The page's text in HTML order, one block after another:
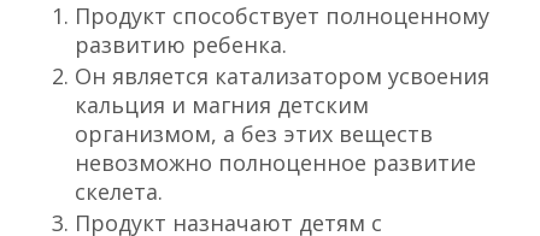
Продукт способствует полноценному
развитию ребенка.
Он является катализатором усвоения
кальция и магния детским
организмом, а без этих веществ
невозможно полноценное развитие
скелета.
Продукт назначают детям с